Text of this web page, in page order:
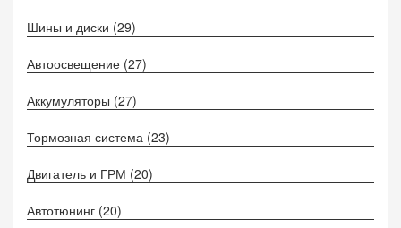
Шины и диски (29)
Автоосвещение (27)
Аккумуляторы (27)
Тормозная система (23)
Двигатель и ГРМ (20)
Автотюнинг (20)